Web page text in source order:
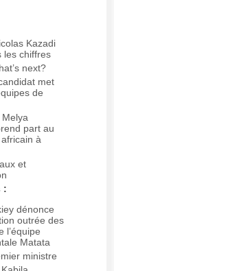
Kazadi
les chiffres
next?
met
de
part au
à
et
:
dénonce
outrée des
l’équipe
Matata
ministre